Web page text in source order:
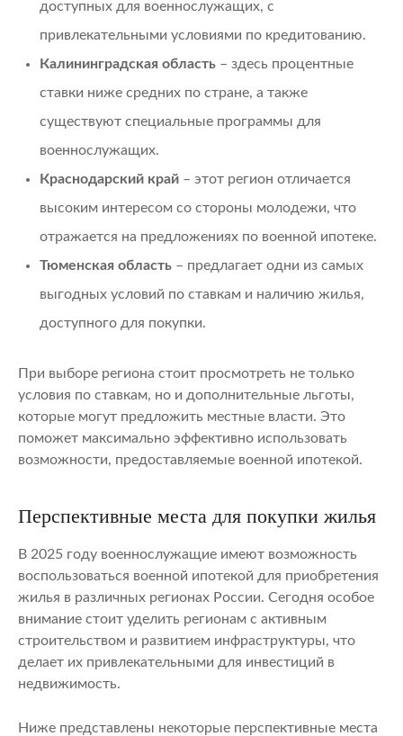
доступных для военнослужащих, с
привлекательными условиями по кредитованию.
Калининградская область – здесь процентные
ставки ниже средних по стране, а также
существуют специальные программы для
военнослужащих.
Краснодарский край – этот регион отличается
высоким интересом со стороны молодежи, что
отражается на предложениях по военной ипотеке.
Тюменская область – предлагает одни из самых
выгодных условий по ставкам и наличию жилья,
доступного для покупки.
При выборе региона стоит просмотреть не только
условия по ставкам, но и дополнительные льготы,
которые могут предложить местные власти. Это
поможет максимально эффективно использовать
возможности, предоставляемые военной ипотекой.
Перспективные места для покупки жилья
В 2025 году военнослужащие имеют возможность
воспользоваться военной ипотекой для приобретения
жилья в различных регионах России. Сегодня особое
внимание стоит уделить регионам с активным
строительством и развитием инфраструктуры, что
делает их привлекательными для инвестиций в
недвижимость.
Ниже представлены некоторые перспективные места